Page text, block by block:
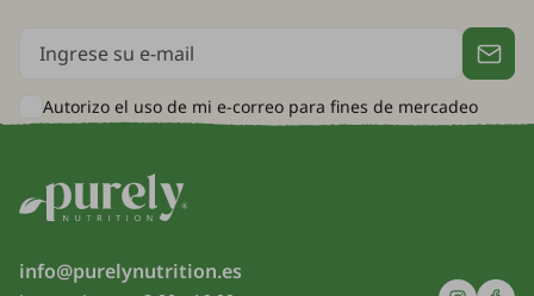
Autorizo el uso de mi e-correo para fines de mercadeo
info@purelynutrition.es